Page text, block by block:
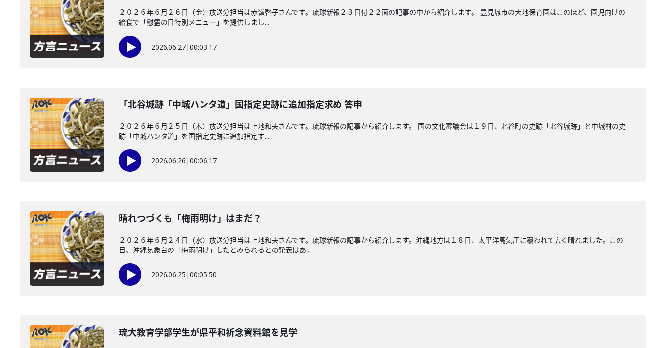
２０２６年６月２６日（金）放送分担当は赤嶺啓子さんです。琉球新報２３日付２２面の記事の中から紹介します。 豊見城市の大地保育園はこのほど、園児向けの
給食で「慰霊の日特別メニュー」を提供しまし...
2026.06.27|00:03:17
「北谷城跡「中城ハンタ道」国指定史跡に追加指定求め 答申
２０２６年６月２５日（木）放送分担当は上地和夫さんです。琉球新報の記事から紹介します。 国の文化審議会は１９日、北谷町の史跡「北谷城跡」と中城村の史
跡「中城ハンタ道」を国指定史跡に追加指定す...
2026.06.26 |00:06:17
晴れつづくも「梅雨明け」はまだ？
２０２６年６月２４日（水）放送分担当は上地和夫さんです。琉球新報の記事から紹介します。沖縄地方は１８日、太平洋高気圧に覆われて広く晴れました。この
日、沖縄気象台の「梅雨明け」したとみられるとの発表はあ...
2026.06.25 |00:05:50
琉大教育学部学生が県平和祈念資料館を見学